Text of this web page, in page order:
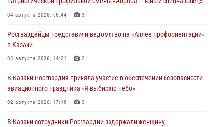
04 августа 2026, 06:44 3
Росгвардейцы представили ведомство на «Аллее профориентации»
в Казани
03 августа 2026, 14:21 2
В Казани Росгвардия приняла участие в обеспечении безопасности
авиационного праздника «Я выбираю небо»
02 августа 2026, 17:18 3
В Казани сотрудники Росгвардии задержали женщину,